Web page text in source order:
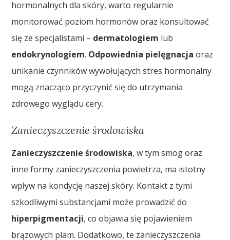
hormonalnych dla skóry, warto regularnie
monitorować poziom hormonów oraz konsultować
się ze specjalistami – dermatologiem lub
endokrynologiem. Odpowiednia pielęgnacja oraz
unikanie czynników wywołujących stres hormonalny
mogą znacząco przyczynić się do utrzymania
zdrowego wyglądu cery.
Zanieczyszczenie środowiska
Zanieczyszczenie środowiska, w tym smog oraz
inne formy zanieczyszczenia powietrza, ma istotny
wpływ na kondycję naszej skóry. Kontakt z tymi
szkodliwymi substancjami może prowadzić do
hiperpigmentacji, co objawia się pojawieniem
brązowych plam. Dodatkowo, te zanieczyszczenia